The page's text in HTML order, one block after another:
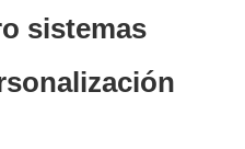
sistemas